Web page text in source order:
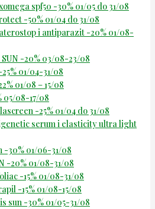
spf50 -30% 01/05 do 31/08
-50% 01/04 do 31/08
i antiparazit -20% 01/08-
-20% 03/08-23/08
01/04-31/08
01/08 – 15/08
05/08-17/08
-25% 01/04 do 31/08
serum i elasticity ultra light
-30% 01/06-31/08
-20% 01/08-31/08
-15% 01/08-31/08
-15% 01/08-15/08
sun -30% 01/05-31/08